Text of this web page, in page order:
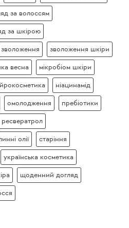
за волоссям
за шкірою
зволоження зволоження шкіри
весна мікробіом шкіри
ніацинамід
омолодження пребіотики
ресвератрол
олії старіння
українська косметика
щоденний догляд